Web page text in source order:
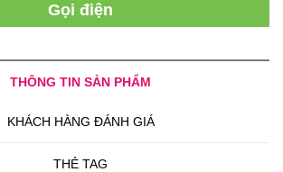
Gọi điện
THÔNG TIN SẢN PHẨM
KHÁCH HÀNG ĐÁNH GIÁ
THẺ TAG